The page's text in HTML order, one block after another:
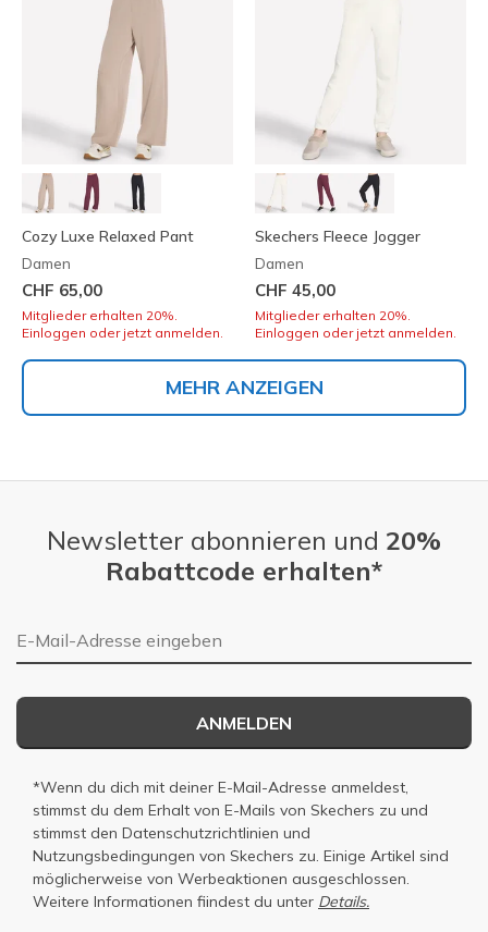
Cozy Luxe Relaxed Pant
Damen
CHF 65,00
Mitglieder erhalten 20%.
Einloggen oder jetzt anmelden.
Skechers Fleece Jogger
Damen
CHF 45,00
Mitglieder erhalten 20%.
Einloggen oder jetzt anmelden.
MEHR ANZEIGEN
Newsletter abonnieren und 20%
Rabattcode erhalten*
E-Mail-Adresse
ANMELDEN
*Wenn du dich mit deiner E-Mail-Adresse anmeldest,
stimmst du dem Erhalt von E-Mails von Skechers zu und
stimmst den Datenschutzrichtlinien und
Nutzungsbedingungen von Skechers zu. Einige Artikel sind
möglicherweise von Werbeaktionen ausgeschlossen.
Weitere Informationen fiindest du unter Details.